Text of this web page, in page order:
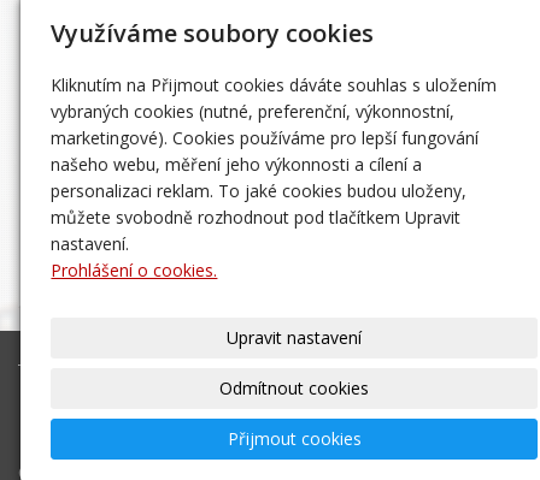
Jednorázové rukavice
Vinylové rukavice představují alternativu latexových rukavic
především pro uživatele, kteří jsou alergičtí na přírodní
latex. Vhodné pro použití v potravinářských provozech.
Naše nabídka obsahuje jednorázové rukavice:
Latexové
Vinilové
Nitrilové
Zásady zpracování a ochrany
Všeobecné obchodní
Copyright (C) INTER CAST s.r.o.
Využíváme soubory cookies
Kliknutím na Přijmout cookies dáváte souhlas s uložením
vybraných cookies (nutné, preferenční, výkonnostní,
marketingové). Cookies používáme pro lepší fungování
našeho webu, měření jeho výkonnosti a cílení a
personalizaci reklam. To jaké cookies budou uloženy,
můžete svobodně rozhodnout pod tlačítkem Upravit
nastavení.
Prohlášení o cookies.
Upravit nastavení
Odmítnout cookies
Přijmout cookies